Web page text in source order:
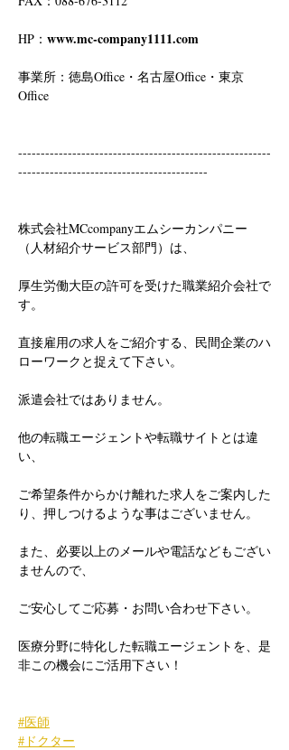
HP： www.mc-company1111.com
事業所：徳島Office・名古屋Office・東京
Office
--------------------------------------------------------
------------------------------------------
株式会社MCcompanyエムシーカンパニー
（人材紹介サービス部門）は、
厚生労働大臣の許可を受けた職業紹介会社で
す。
直接雇用の求人をご紹介する、民間企業のハ
ローワークと捉えて下さい。
派遣会社ではありません。
他の転職エージェントや転職サイトとは違
い、
ご希望条件からかけ離れた求人をご案内した
り、押しつけるような事はございません。
また、必要以上のメールや電話などもござい
ませんので、
ご安心してご応募・お問い合わせ下さい。
医療分野に特化した転職エージェントを、是
非この機会にご活用下さい！
#医師
#ドクター